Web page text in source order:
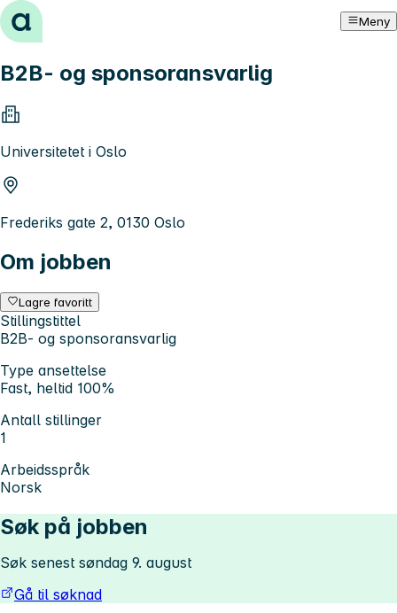
Hopp til innhold Meny
B2B- og sponsoransvarlig
Universitetet i Oslo
Frederiks gate 2, 0130 Oslo
Om jobben
Lagre favoritt
Stillingstittel
B2B- og sponsoransvarlig
Type ansettelse
Fast, heltid 100%
Antall stillinger
1
Arbeidsspråk
Norsk
Søk på jobben
Søk senest søndag 9. august
Gå til søknad